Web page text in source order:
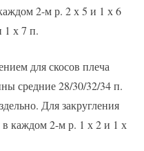
2-м р. 2 х 5 и 1 х 6
1 х 7 п.
для скосов плеча
средние 28/30/32/34 п.
Для закругления
в каждом 2-м р. 1 х 2 и 1 х